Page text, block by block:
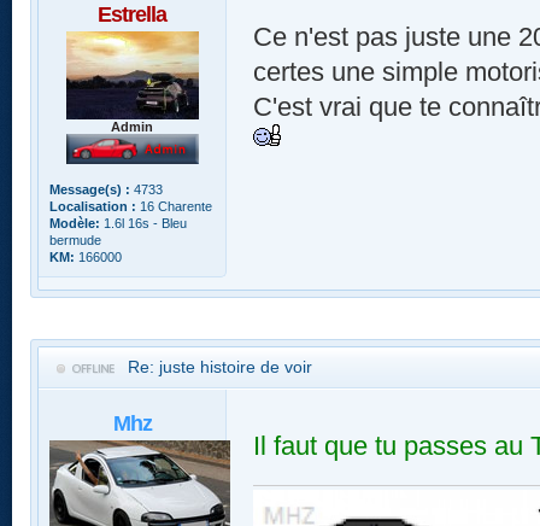
Estrella
Admin
Message(s) : 4733
Localisation : 16 Charente
Modèle: 1.6l 16s - Bleu
bermude
KM: 166000
Ce n'est pas juste une
certes une simple
C'est vrai que te
Re: juste histoire de voir
Mhz
Il faut que tu passes au